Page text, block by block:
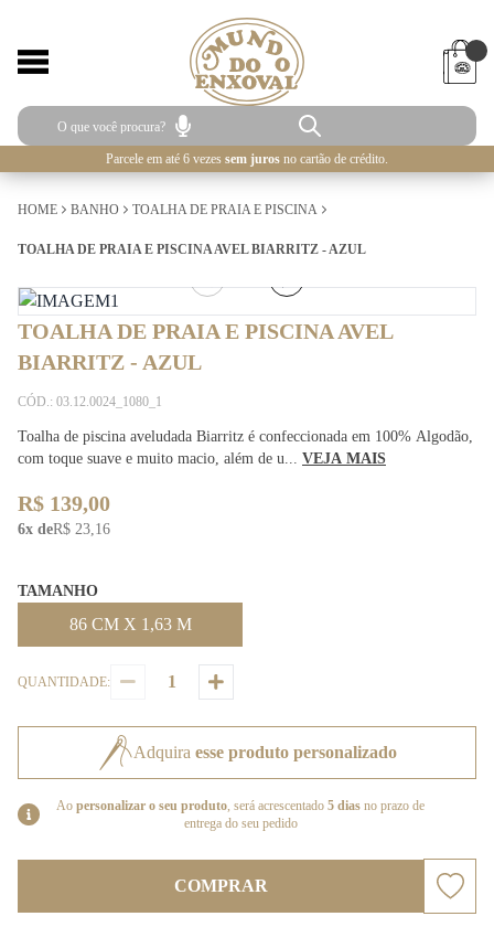
Parcele em até 6 vezes sem juros no cartão de crédito.
HOME BANHO TOALHA DE PRAIA E PISCINA
TOALHA DE PRAIA E PISCINA AVEL BIARRITZ - AZUL
TOALHA DE PRAIA E PISCINA AVEL
BIARRITZ - AZUL
CÓD.: 03.12.0024_1080_1
Toalha de piscina aveludada Biarritz é confeccionada em 100% Algodão,
com toque suave e muito macio, além de u... VEJA MAIS
R$ 139,00
6x deR$ 23,16
TAMANHO
86 CM X 1,63 M
QUANTIDADE:
Adquira esse produto personalizado
Ao personalizar o seu produto, será acrescentado 5 dias no prazo de
entrega do seu pedido
COMPRAR